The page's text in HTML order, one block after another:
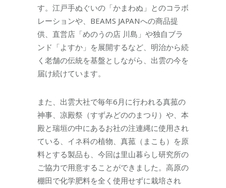
す。江戸手ぬぐいの「かまわぬ」とのコラボ
レーションや、BEAMS JAPANへの商品提
供、直営店「めのうの店 川島」や独自ブラ
ンド「よすか」を展開するなど、明治から続
く老舗の伝統を基盤としながら、出雲の今を
届け続けています。
また、出雲大社で毎年6月に行われる真菰の
神事、凉殿祭（すずみどののまつり）や、本
殿と瑞垣の中にあるお社の注連縄に使用され
ている、イネ科の植物、真菰（まこも）を原
料とする製品も、今回は里山暮らし研究所の
ご協力で用意することができました。高原の
棚田で化学肥料を全く使用せずに栽培され